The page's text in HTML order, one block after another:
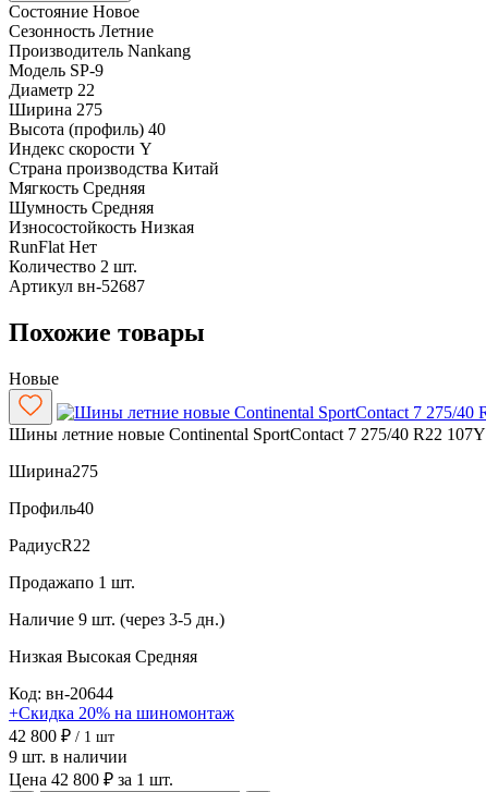
Состояние Новое
Сезонность Летние
Производитель Nankang
Модель SP-9
Диаметр 22
Ширина 275
Высота (профиль) 40
Индекс скорости Y
Страна производства Китай
Мягкость Средняя
Шумность Средняя
Износостойкость Низкая
RunFlat Нет
Количество 2 шт.
Артикул вн-52687
Похожие товары
Новые
Шины летние новые Continental SportContact 7 275/40 R22 107Y
Ширина275
Профиль40
РадиусR22
Продажапо 1 шт.
Наличие 9 шт. (через 3-5 дн.)
Низкая Высокая Средняя
Код: вн-20644
+Скидка 20% на шиномонтаж
42 800 ₽ / 1 шт
9 шт. в наличии
Цена 42 800 ₽ за 1 шт.